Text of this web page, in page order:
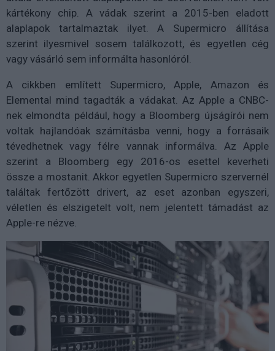
kártékony chip. A vádak szerint a 2015-ben eladott
alaplapok tartalmaztak ilyet. A Supermicro állítása
szerint ilyesmivel sosem találkozott, és egyetlen cég
vagy vásárló sem informálta hasonlóról.
A cikkben említett Supermicro, Apple, Amazon és
Elemental mind tagadták a vádakat. Az Apple a CNBC-
nek elmondta például, hogy a Bloomberg újságírói nem
voltak hajlandóak számításba venni, hogy a forrásaik
tévedhetnek vagy félre vannak informálva. Az Apple
szerint a Bloomberg egy 2016-os esettel keverheti
össze a mostanit. Akkor egyetlen Supermicro szervernél
találtak fertőzött drivert, az eset azonban egyszeri,
véletlen és elszigetelt volt, nem jelentett támadást az
Apple-re nézve.